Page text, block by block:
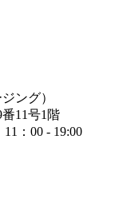
ング）
11号1階
：00 - 19:00